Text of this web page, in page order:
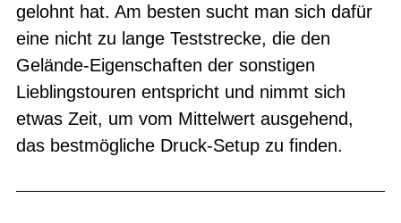
gelohnt hat. Am besten sucht man sich dafür
eine nicht zu lange Teststrecke, die den
Gelände-Eigenschaften der sonstigen
Lieblingstouren entspricht und nimmt sich
etwas Zeit, um vom Mittelwert ausgehend,
das bestmögliche Druck-Setup zu finden.